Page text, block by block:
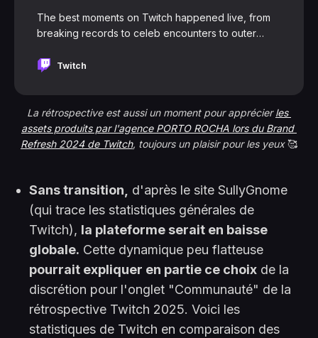
The best moments on Twitch happened live, from
breaking records to celeb encounters to outer
long to stream, hang, and co-create in our 2025
Twitch
La rétrospective est aussi un moment pour apprécier les
assets produits par l'agence PORTO ROCHA lors du Brand
Refresh 2024 de Twitch, toujours un plaisir pour les yeux 🥰
Sans transition, d'après le site SullyGnome
(qui trace les statistiques générales de
Twitch), la plateforme serait en baisse
globale. Cette dynamique peu flatteuse
pourrait expliquer en partie ce choixde la
discrétion pour l'onglet "Communauté" de la
rétrospective Twitch 2025. Voici les
statistiques de Twitch en comparaison des